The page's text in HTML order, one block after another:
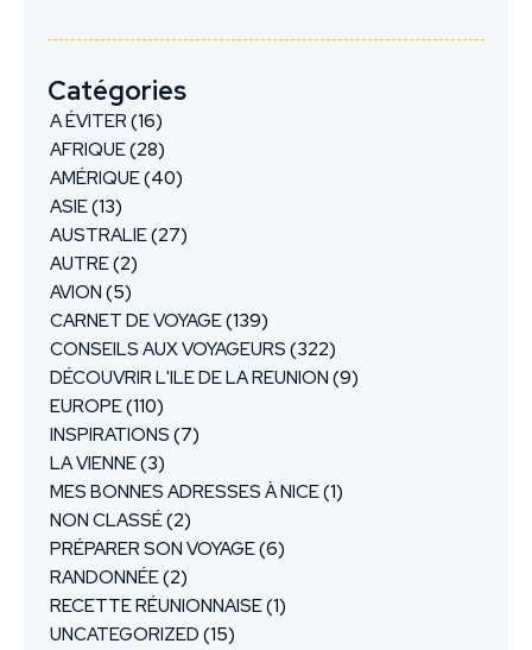
Catégories
A ÉVITER (16)
AFRIQUE(28)
AMÉRIQUE(40)
ASIE(13)
AUSTRALIE(27)
AUTRE(2)
AVION (5)
CARNET DE VOYAGE(139)
CONSEILS AUX VOYAGEURS (322)
DÉCOUVRIR L'ILE DE LA REUNION (9)
EUROPE(110)
INSPIRATIONS (7)
LA VIENNE(3)
MES BONNES ADRESSES À NICE(1)
NON CLASSÉ(2)
PRÉPARER SON VOYAGE(6)
RANDONNÉE(2)
RECETTE RÉUNIONNAISE(1)
UNCATEGORIZED (15)